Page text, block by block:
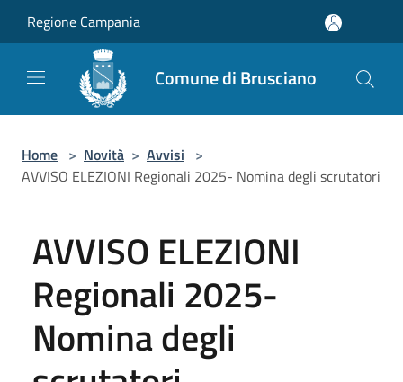
Regione Campania
Comune di Brusciano
Home > Novità > Avvisi >
AVVISO ELEZIONI Regionali 2025- Nomina degli scrutatori
AVVISO ELEZIONI
Regionali 2025-
Nomina degli